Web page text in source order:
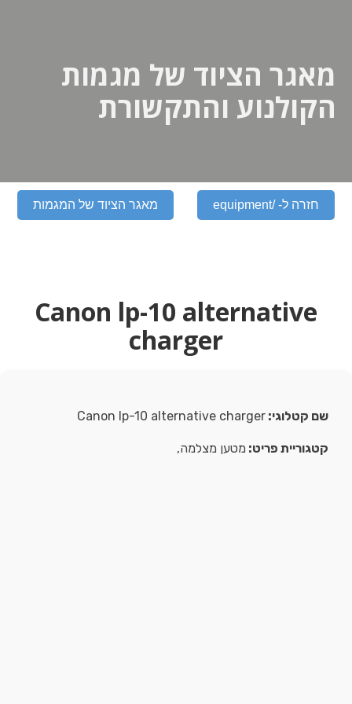
מאגר הציוד של מגמות
הקולנוע והתקשורת
חזרה ל- /equipment מאגר הציוד של המגמות
Canon lp-10 alternative
charger
שם קטלוגי: Canon lp-10 alternative charger
קטגוריית פריט: מטען מצלמה,